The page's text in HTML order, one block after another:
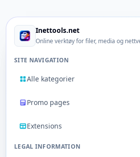
Inettools.net
Online verktøy for filer, media og
SITE NAVIGATION
Alle kategorier
Promo pages
Extensions
LEGAL INFORMATION